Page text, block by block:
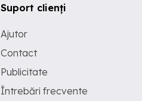
Suport clienți
Ajutor
Contact
Publicitate
Întrebări frecvente